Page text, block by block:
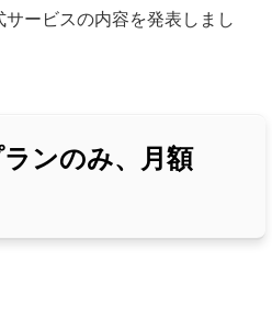
ービスの内容を発表しまし
ンのみ、月額